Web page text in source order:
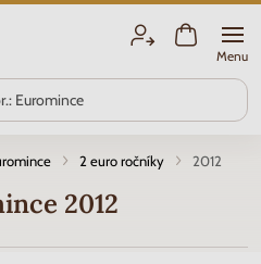
Menu
2 euro ročníky 2012
2012